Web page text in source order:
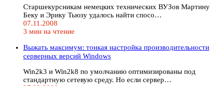
Старшекурсникам немецких технических ВУЗов Мартину
Беку и Эрику Тьюзу удалось найти спосо…
07.11.2008
3 мин на чтение
Выжать максимум: тонкая настройка производительности
серверных версий Windows
Win2k3 и Win2k8 по умолчанию оптимизированы под
стандартную сетевую среду. Но если сервер…